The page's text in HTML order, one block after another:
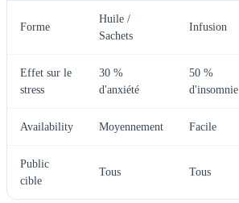
Forme
Huile /
Sachets
Infusion
Effet sur le
stress
30 %
d'anxiété
50 %
d'insomnie
Availability Moyennement Facile
Public
cible
Tous Tous